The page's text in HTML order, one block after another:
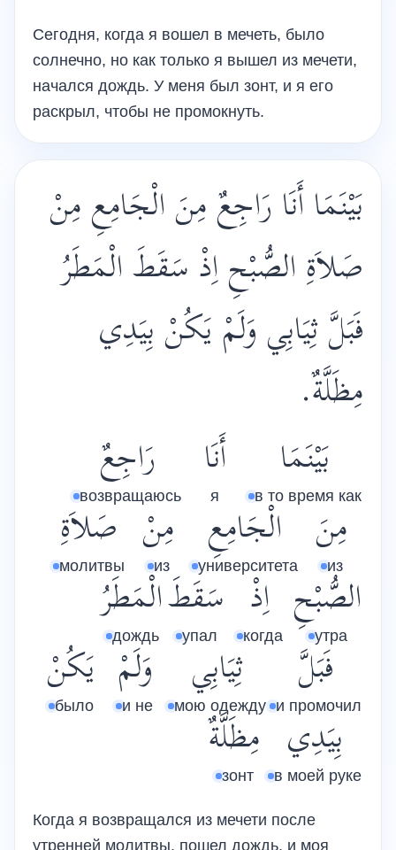
Сегодня, когда я вошел в мечеть, было
солнечно, но как только я вышел из мечети,
начался дождь. У меня был зонт, и я его
раскрыл, чтобы не промокнуть.
بَيْنَمَا أَنَا رَاجِعٌ مِنَ الْجَامِعِ مِنْ
صَلاَةِ الصُّبْحِ اِذْ سَقَطَ الْمَطَرُ
فَبَلَّ ثِيَابِي وَلَمْ يَكُنْ بِيَدِي
مِظَلَّةٌ.
بَيْنَمَا
в то время как
أَنَا
я
رَاجِعٌ
возвращаюсь
مِنَ
из
الْجَامِعِ
университета
مِنْ
из
صَلاَةِ
молитвы
الصُّبْحِ
утра
اِذْ
когда
سَقَطَ
упал
الْمَطَرُ
дождь
فَبَلَّ
и промочил
ثِيَابِي
мою одежду
وَلَمْ
и не
يَكُنْ
было
بِيَدِي
в моей руке
مِظَلَّةٌ
зонт
Когда я возвращался из мечети после
утренней молитвы, пошел дождь, и моя